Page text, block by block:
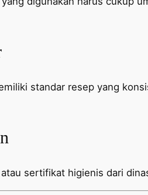
standar resep yang
sertifikat higienis dari